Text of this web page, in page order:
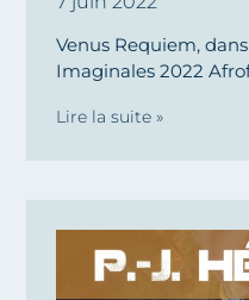
Venus Requiem,
Imaginales 2022
Lire la suite »